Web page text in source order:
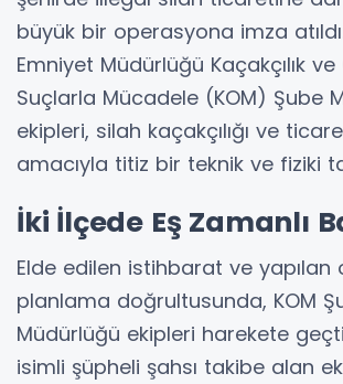
büyük bir operasyona imza
Emniyet Müdürlüğü Kaçakçılık
Suçlarla Mücadele (KOM) Şube
ekipleri, silah kaçakçılığı ve
amacıyla titiz bir teknik ve fiziki
İki İlçede Eş Zamanlı
Elde edilen istihbarat ve yapılan
planlama doğrultusunda, KOM
Müdürlüğü ekipleri harekete
isimli şüpheli şahsı takibe alan